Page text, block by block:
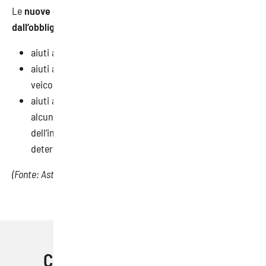
Le nuove categorie di aiuti che saranno esentate
dall’obbligo di notifica
aiuti a progetti di efficienza energetica nell’edilizia;
aiuti alle infrastrutture di ricarica e rifornimento per
veicoli stradali a basse emissioni;
aiuti a reti fisse a banda larga, reti mobili 4G e 5G,
alcuni progetti transeuropei nell’ambito
dell’infrastruttura per la connettività digitale e
determinati buoni di collegamento a internet.
(Fonte: Aster)
Condividi questo articolo